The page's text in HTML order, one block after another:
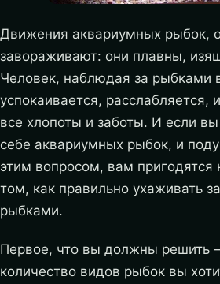
Движения аквариумных рыбок,
завораживают: они плавны,
Человек, наблюдая за рыбками
успокаивается, расслабляется,
все хлопоты и заботы. И если
себе аквариумных рыбок, и
этим вопросом, вам
том, как правильно ухаживать
рыбками.
Первое, что вы должны решить –
количество видов рыбок вы